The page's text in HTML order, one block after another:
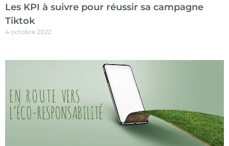
Les KPI à suivre pour réussir sa campagne
Tiktok
4 octobre 2022